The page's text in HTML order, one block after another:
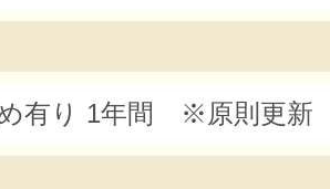
有り 1年間 ※原則更新